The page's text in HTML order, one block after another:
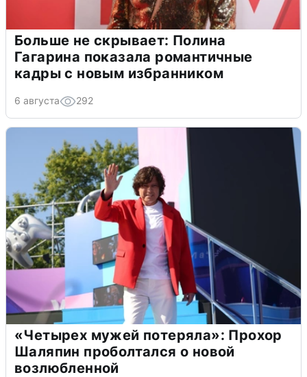
Больше не скрывает: Полина
Гагарина показала романтичные
кадры с новым избранником
6 августа 292
«Четырех мужей потеряла»: Прохор
Шаляпин проболтался о новой
возлюбленной